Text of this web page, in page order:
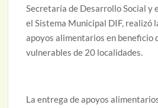
Secretaría de Desarrollo Social y
el Sistema Municipal DIF, realizó
apoyos alimentarios en beneficio
vulnerables de 20 localidades.
La entrega de apoyos